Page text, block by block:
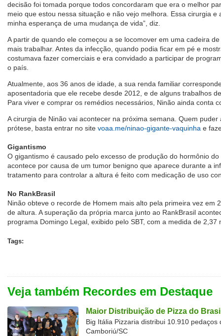
decisão foi tomada porque todos concordaram que era o melhor
meio que estou nessa situação e não vejo melhora. Essa cirurgia e
minha esperança de uma mudança de vida”, diz.
A partir de quando ele começou a se locomover em uma cadeira
mais trabalhar. Antes da infecção, quando podia ficar em pé e
costumava fazer comerciais e era convidado a participar de
o país.
Atualmente, aos 36 anos de idade, a sua renda familiar
aposentadoria que ele recebe desde 2012, e de alguns trabalhos
Para viver e comprar os remédios necessários, Ninão ainda conta
A cirurgia de Ninão vai acontecer na próxima semana. Quem
prótese, basta entrar no site voaa.me/ninao-gigante-vaquinha e
Gigantismo
O gigantismo é causado pelo excesso de produção do hormônio
acontece por causa de um tumor benigno que aparece durante a
tratamento para controlar a altura é feito com medicação de uso
No RankBrasil
Ninão obteve o recorde de Homem mais alto pela primeira vez em
de altura. A superação da própria marca junto ao RankBrasil
programa Domingo Legal, exibido pelo SBT, com a medida de 2,37
Tags:
Veja também Recordes em Destaque
Maior Distribuição de Pizza do
Big Itália Pizzaria distribui 10.910 pedaços
Camboriú/SC